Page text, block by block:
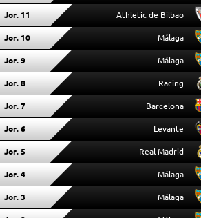
Jor. 11 Athletic de Bilbao
Jor. 10 Málaga
Jor. 9 Málaga
Jor. 8 Racing
Jor. 7 Barcelona
Jor. 6 Levante
Jor. 5 Real Madrid
Jor. 4 Málaga
Jor. 3 Málaga